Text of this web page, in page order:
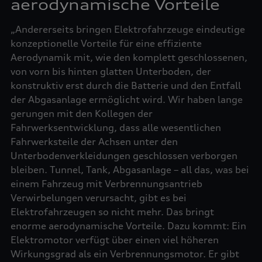
aerodynamische Vorteile
„Andererseits bringen Elektrofahrzeuge eindeutige
konzeptionelle Vorteile für eine effiziente
Aerodynamik mit, wie den komplett geschlossenen,
von vorn bis hinten glatten Unterboden, der
konstruktiv erst durch die Batterie und den Entfall
der Abgasanlage ermöglicht wird. Wir haben lange
gerungen mit den Kollegen der
Fahrwerksentwicklung, dass alle wesentlichen
Fahrwerksteile der Achsen unter den
Unterbodenverkleidungen geschlossen verborgen
bleiben. Tunnel, Tank, Abgasanlage – all das, was bei
einem Fahrzeug mit Verbrennungsantrieb
Verwirbelungen verursacht, gibt es bei
Elektrofahrzeugen so nicht mehr. Das bringt
enorme aerodynamische Vorteile. Dazu kommt: Ein
Elektromotor verfügt über einen viel höheren
Wirkungsgrad als ein Verbrennungsmotor. Er gibt